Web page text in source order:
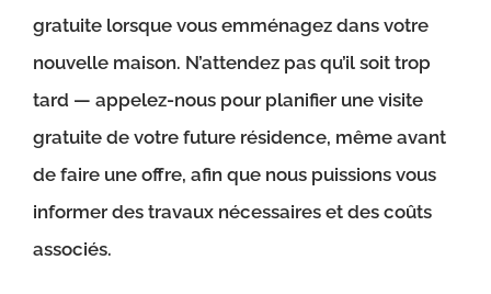
gratuite lorsque vous emménagez dans votre
nouvelle maison. N’attendez pas qu’il soit trop
tard — appelez-nous pour planifier une visite
gratuite de votre future résidence, même avant
de faire une offre, afin que nous puissions vous
informer des travaux nécessaires et des coûts
associés.